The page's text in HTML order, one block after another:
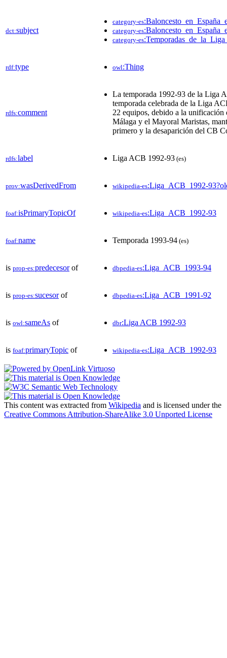
dct:subject
category-es
category-es
category-es
rdf:type owl:Thing
rdfs:comment
La temporada 1992-93 de la Liga
temporada celebrada de la Liga
22 equipos, debido a la
Málaga y el Mayoral Maristas,
primero y la desaparición del CB
rdfs:label Liga ACB 1992-93 (es)
prov:wasDerivedFrom wikipedia-es:Liga_ACB_1992-
foaf:isPrimaryTopicOf wikipedia-es:Liga_ACB_1992-93
foaf:name Temporada 1993-94 (es)
is prop-es:predecesorof dbpedia-es:Liga_ACB_1993-94
is prop-es:sucesorof dbpedia-es:Liga_ACB_1991-92
is owl:sameAs of dbr:Liga ACB 1992-93
is foaf:primaryTopic of wikipedia-es:Liga_ACB_1992-93
This content was extracted from Wikipedia and is licensed under the
Creative Commons Attribution-ShareAlike 3.0 Unported License